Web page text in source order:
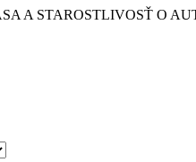
A STAROSTLIVOSŤ O